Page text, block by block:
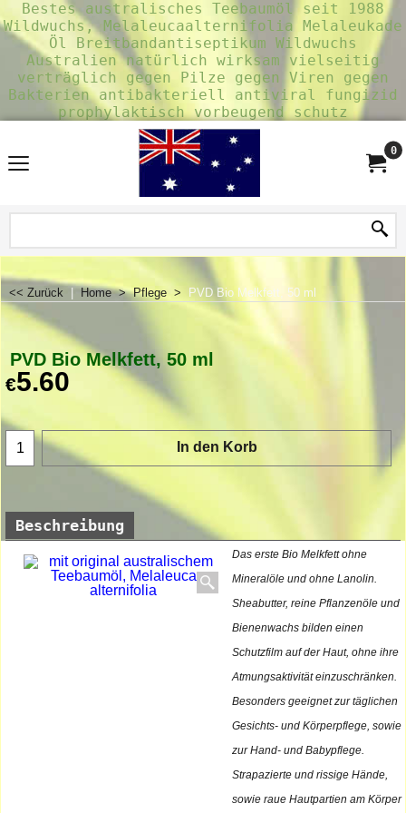
Bestes australisches Teebaumöl seit 1988
Wildwuchs, Melaleucaalternifolia Melaleukade
Öl Breitbandantiseptikum Wildwuchs
Australien natürlich wirksam vielseitig
verträglich gegen Pilze gegen Viren gegen
Bakterien antibakteriell antiviral fungizid
prophylaktisch vorbeugend schutz
0
<< Zurück Home>Pflege > PVD Bio Melkfett, 50 ml
PVD Bio Melkfett, 50 ml
€5.60
In den Korb
Beschreibung
Das erste Bio Melkfett ohne
Mineralöle und ohne Lanolin.
Sheabutter, reine Pflanzenöle und
Bienenwachs bilden einen
Schutzfilm auf der Haut, ohne ihre
Atmungsaktivität einzuschränken.
Besonders geeignet zur täglichen
Gesichts- und Körperpflege, sowie
zur Hand- und Babypflege.
Strapazierte und rissige Hände,
sowie raue Hautpartien am Körper